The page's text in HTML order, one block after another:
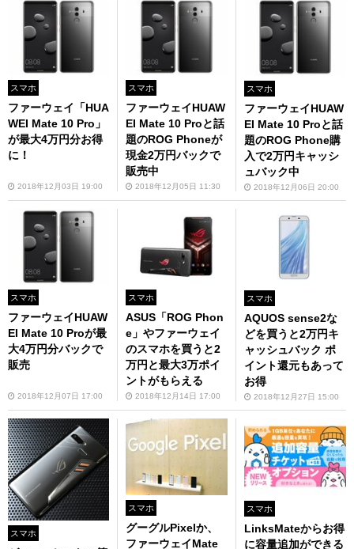
スマホ
ファーウェイ「HUA
WEI Mate 10 Pro」
が最大4万円分お得
に！
2018年12月03日 19:00
スマホ
ファーウェイHUAW
EI Mate 10 Proと話
題のROG Phoneが
現金2万円バックで
販売中
2018年12月05日 11:30
スマホ
ファーウェイHUAW
EI Mate 10 Proと話
題のROG Phone購
入で2万円キャッシ
ュバック中
2018年12月06日 20:00
スマホ
ファーウェイHUAW
EI Mate 10 Proが最
大4万円分バックで
販売
2018年12月07日 17:00
スマホ
ASUS「ROG Phon
e」やファーウェイ
のスマホを買うと2
万円と最大3万ポイ
ントがもらえる
2018年12月14日 17:00
スマホ
AQUOS sense2な
どを買うと2万円キ
ャッシュバック ポ
イント還元もあって
お得
2018年12月27日 15:00
スマホ
スマホ
グーグルPixelか、
ファーウェイMate
スマホ
LinksMateからお得
に容量追加ができる